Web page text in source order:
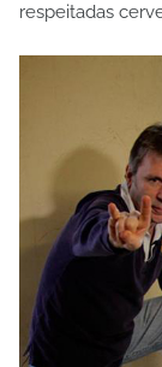
respeitadas